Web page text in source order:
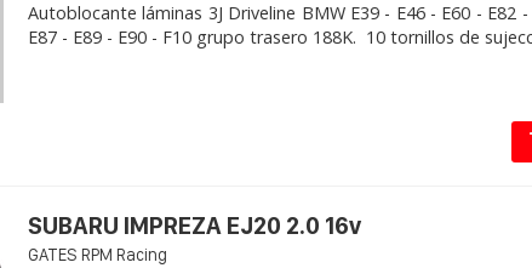
Autoblocante láminas 3J Driveline BMW E39 - E46 - E60 - E82 -
E87 - E89 - E90 - F10 grupo trasero 188K. 10 tornillos de
SUBARU IMPREZA EJ20 2.0 16v
GATES RPM Racing